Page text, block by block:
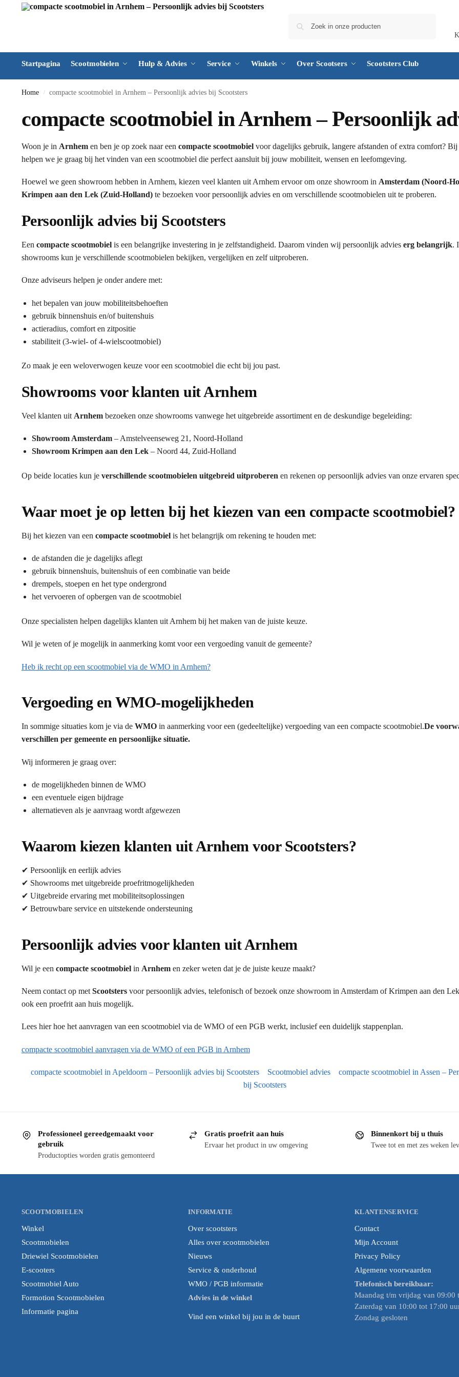
Startpagina Scootmobielen Hulp & Advies Service Winkels Over Scootsers Scootsters Club
Home / compacte scootmobiel in Arnhem – Persoonlijk advies bij Scootsters
compacte scootmobiel in Arnhem – Persoonlijk
Woon je in Arnhemen ben je op zoek naar een compacte scootmobielvoor dagelijks gebruik, langere afstanden of extra comfort? Bij
helpen we je graag bij het vinden van een scootmobiel die perfect aansluit bij jouw mobiliteit, wensen en leefomgeving.
Hoewel we geen showroom hebben in Arnhem, kiezen veel klanten uit Arnhem ervoor om onze showroom in Amsterdam (Noord-
Krimpen aan den Lek (Zuid-Holland)te bezoeken voor persoonlijk advies en om verschillende scootmobielen uit te proberen.
Persoonlijk advies bij Scootsters
Een compacte scootmobielis een belangrijke investering in je zelfstandigheid. Daarom vinden wij persoonlijk advies erg belangrijk.
showrooms kun je verschillende scootmobielen bekijken, vergelijken en zelf uitproberen.
Onze adviseurs helpen je onder andere met:
het bepalen van jouw mobiliteitsbehoeften
gebruik binnenshuis en/of buitenshuis
actieradius, comfort en zitpositie
stabiliteit (3-wiel- of 4-wielscootmobiel)
Zo maak je een weloverwogen keuze voor een scootmobiel die echt bij jou past.
Showrooms voor klanten uit Arnhem
Veel klanten uit Arnhembezoeken onze showrooms vanwege het uitgebreide assortiment en de deskundige begeleiding:
Showroom Amsterdam– Amstelveenseweg 21, Noord-Holland
Showroom Krimpen aan den Lek– Noord 44, Zuid-Holland
Op beide locaties kun je verschillende scootmobielen uitgebreid uitproberen en rekenen op persoonlijk advies van onze ervaren
Waar moet je op letten bij het kiezen van een compacte scootmobiel?
Bij het kiezen van een compacte scootmobielis het belangrijk om rekening te houden met:
de afstanden die je dagelijks aflegt
gebruik binnenshuis, buitenshuis of een combinatie van beide
drempels, stoepen en het type ondergrond
het vervoeren of opbergen van de scootmobiel
Onze specialisten helpen dagelijks klanten uit Arnhem bij het maken van de juiste keuze.
Wil je weten of je mogelijk in aanmerking komt voor een vergoeding vanuit de gemeente?
Heb ik recht op een scootmobiel via de WMO in Arnhem?
Vergoeding en WMO-mogelijkheden
In sommige situaties kom je via de WMOin aanmerking voor een (gedeeltelijke) vergoeding van een compacte scootmobiel.De
verschillen per gemeente en persoonlijke situatie.
Wij informeren je graag over:
de mogelijkheden binnen de WMO
een eventuele eigen bijdrage
alternatieven als je aanvraag wordt afgewezen
Waarom kiezen klanten uit Arnhem voor Scootsters?
✔ Persoonlijk en eerlijk advies
✔ Showrooms met uitgebreide proefritmogelijkheden
✔ Uitgebreide ervaring met mobiliteitsoplossingen
✔ Betrouwbare service en uitstekende ondersteuning
Persoonlijk advies voor klanten uit Arnhem
Wil je een compacte scootmobielin Arnhemen zeker weten dat je de juiste keuze maakt?
Neem contact op met Scootstersvoor persoonlijk advies, telefonisch of bezoek onze showroom in Amsterdam of Krimpen aan den
ook een proefrit aan huis mogelijk.
Lees hier hoe het aanvragen van een scootmobiel via de WMO of een PGB werkt, inclusief een duidelijk stappenplan.
compacte scootmobiel aanvragen via de WMO of een PGB in Arnhem
compacte scootmobiel in Apeldoorn – Persoonlijk advies bij Scootsters Scootmobiel advies
compacte scootmobiel in Assen –
bij Scootsters
Professioneel gereedgemaakt voor
gebruik
Productopties worden gratis gemonteerd
Gratis proefrit aan huis
Ervaar het product in uw omgeving
Binnenkort bij u thuis
Twee tot en met zes weken
SCOOTMOBIELEN
Winkel
Scootmobielen
Driewiel Scootmobielen
E-scooters
Scootmobiel Auto
Formotion Scootmobielen
Informatie pagina
INFORMATIE
Over scootsters
Alles over scootmobielen
Nieuws
Service & onderhoud
WMO / PGB informatie
Advies in de winkel
Vind een winkel bij jou in de buurt
KLANTENSERVICE
Contact
Mijn Account
Privacy Policy
Algemene voorwaarden
Telefonisch bereikbaar:
Maandag t/m vrijdag van 09:00
Zaterdag van 10:00 tot 17:00
Zondag gesloten